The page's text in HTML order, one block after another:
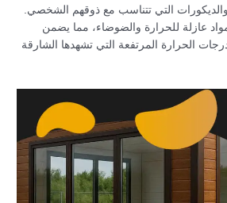
والديكورات التي تتناسب مع ذوقهم الشخصي.
عازلة للحرارة والضوضاء، مما يضمن
الحرارة المرتفعة التي تشهدها الشارقة